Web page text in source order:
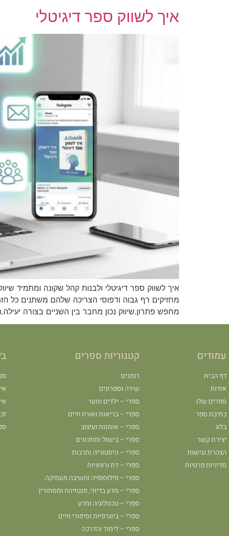
איך לשווק ספר דיגיטלי
מחזיקים רף גבוה ודפוסי הצריכה שלהם משתנים כל
מחפש פתרון.שיווק נכון מחבר בין השניים בצורה
עמודים
דף הבית
אודות
ספרים שלו
כתיבת ספר
בלוג
יצירת קשר
הצהרת נגישות
מדיניות פרטיות
קטגוריות ספרים
רומנים
שירה וספרונים
ספרי – ילדים ונוער
ספרי – בריאות ואורח חיים
ספרי – אומנות ועיצוב
ספרי – בישול ומתכונים
ספרי – היסטוריה ותרבות
ספרי – דת ורוחניות
ספרי – פילוסופיה וחשיבה מעמיקה
ספרי – מדע בדיוני, פנטזיהח ומסתורין
ספרי – טכנולוגיה ומדע
ספרי – ביוגרפיות וסיפורי חיים
ספרי – לימוד והדרכה